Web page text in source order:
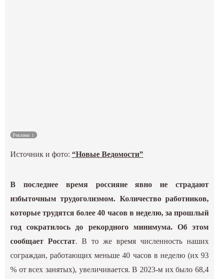
Спецпроекты
Реклама
Источник и фото:“Новые Ведомости”
В последнее время россияне явно не страдают
избыточным трудоголизмом. Количество работников,
которые трудятся более 40 часов в неделю, за прошлый
год сократилось до рекордного минимума. Об этом
сообщает Росстат. В то же время численность наших
сограждан, работающих меньше 40 часов в неделю (их 93
% от всех занятых), увеличивается. В 2023-м их было 68,4